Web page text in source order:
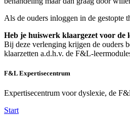
Als de ouders inloggen in de gestopte
Heb je huiswerk klaargezet voor de
Bij deze verlenging krijgen de ouders
klaarzetten a.d.h.v. de F&L-
F&L Expertisecentrum
Expertisecentrum voor dyslexie, de
Start